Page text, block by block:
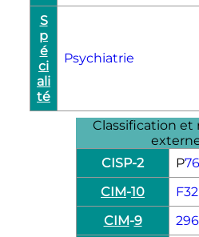
S
p
é
ci
ali
té
Psychiatrie
Classification et
CISP-2 P76
CIM-10 F32
CIM-9
296